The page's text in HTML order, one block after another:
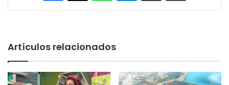
Artículos relacionados